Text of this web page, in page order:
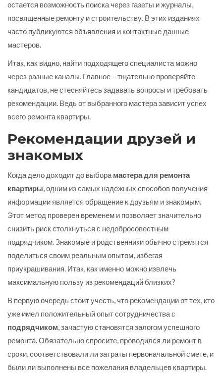
остается возможность поиска через газеты и журналы,
посвященные ремонту и строительству. В этих изданиях
часто публикуются объявления и контактные данные
мастеров.
Итак, как видно, найти подходящего специалиста можно
через разные каналы. Главное – тщательно проверяйте
кандидатов, не стесняйтесь задавать вопросы и требовать
рекомендации. Ведь от выбранного мастера зависит успех
всего ремонта квартиры.
Рекомендации друзей и
знакомых
Когда дело доходит до выбора мастера для ремонта
квартиры, одним из самых надежных способов получения
информации является обращение к друзьям и знакомым.
Этот метод проверен временем и позволяет значительно
снизить риск столкнуться с недобросовестным
подрядчиком. Знакомые и родственники обычно стремятся
поделиться своим реальным опытом, избегая
приукрашивания. Итак, как именно можно извлечь
максимальную пользу из рекомендаций близких?
В первую очередь стоит учесть, что рекомендации от тех, кто
уже имел положительный опыт сотрудничества с
подрядчиком, зачастую становятся залогом успешного
ремонта. Обязательно спросите, проводился ли ремонт в
сроки, соответствовали ли затраты первоначальной смете, и
были ли выполнены все пожелания владельцев квартиры.